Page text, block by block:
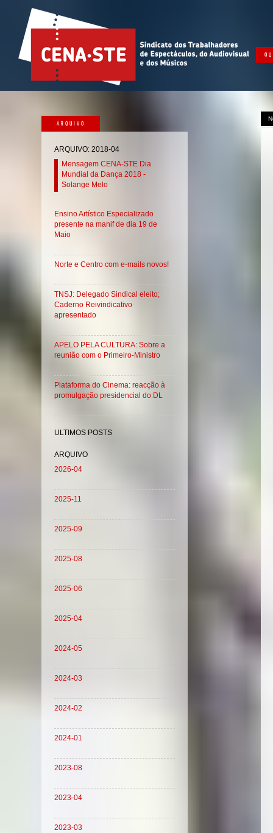
ARQUIVO
ARQUIVO: 2018-04
Mensagem CENA-STE Dia
Mundial da Dança 2018 -
Solange Melo
Ensino Artístico Especializado
presente na manif de dia 19 de
Maio
Norte e Centro com e-mails novos!
TNSJ: Delegado Sindical eleito;
Caderno Reivindicativo
apresentado
APELO PELA CULTURA: Sobre a
reunião com o Primeiro-Ministro
Plataforma do Cinema: reacção à
promulgação presidencial do DL
ULTIMOS POSTS
ARQUIVO
2026-04
2025-11
2025-09
2025-08
2025-06
2025-04
2024-05
2024-03
2024-02
2024-01
2023-08
2023-04
2023-03